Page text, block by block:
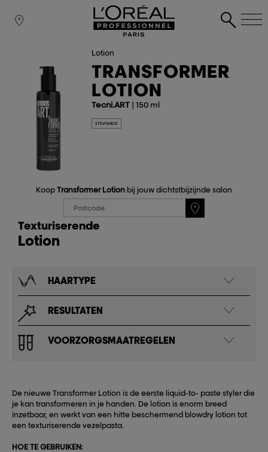
Lotion
TRANSFORMER
LOTION
Tecni.ART| 150 ml
STEVIGHEID
Koop Transformer Lotion bij jouw dichtstbijzijnde salon
Texturiserende
Lotion
HAARTYPE
RESULTATEN
VOORZORGSMAATREGELEN
De nieuwe Transformer Lotion is de eerste liquid-to- paste styler die
je kan transformeren in je handen. De lotion is enorm breed
inzetbaar, en werkt van een hitte beschermend blowdry lotion tot
een texturiserende vezelpasta.
HOE TE GEBRUIKEN: